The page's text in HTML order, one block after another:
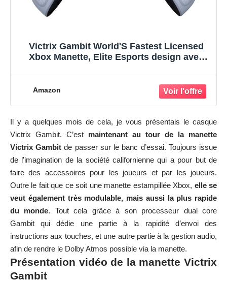
Victrix Gambit World'S Fastest Licensed
Xbox Manette, Elite Esports design avec
Faceplate pour Xbox One, Series X/S, Pc
Amazon
Il y a quelques mois de cela, je vous présentais le casque
Victrix Gambit. C’est maintenant au tour de la manette
Victrix Gambit de passer sur le banc d’essai. Toujours issue
de l’imagination de la société californienne qui a pour but de
faire des accessoires pour les joueurs et par les joueurs.
Outre le fait que ce soit une manette estampillée Xbox, elle se
veut également très modulable, mais aussi la plus rapide
du monde. Tout cela grâce à son processeur dual core
Gambit qui dédie une partie à la rapidité d’envoi des
instructions aux touches, et une autre partie à la gestion audio,
afin de rendre le Dolby Atmos possible via la manette.
Présentation vidéo de la manette Victrix
Gambit